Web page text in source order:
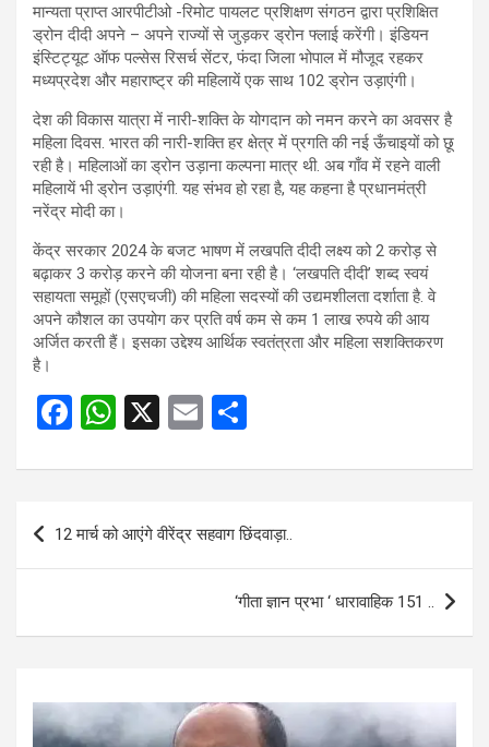
मान्यता प्राप्त आरपीटीओ -रिमोट पायलट प्रशिक्षण संगठन द्वारा प्रशिक्षित
ड्रोन दीदी अपने – अपने राज्यों से जुड़कर ड्रोन फ्लाई करेंगी। इंडियन
इंस्टिट्यूट ऑफ पल्सेस रिसर्च सेंटर, फंदा जिला भोपाल में मौजूद रहकर
मध्यप्रदेश और महाराष्ट्र की महिलायें एक साथ 102 ड्रोन उड़ाएंगी।
देश की विकास यात्रा में नारी-शक्ति के योगदान को नमन करने का अवसर है
महिला दिवस. भारत की नारी-शक्ति हर क्षेत्र में प्रगति की नई ऊँचाइयों को छू
रही है। महिलाओं का ड्रोन उड़ाना कल्पना मात्र थी. अब गाँव में रहने वाली
महिलायें भी ड्रोन उड़ाएंगी. यह संभव हो रहा है, यह कहना है प्रधानमंत्री
नरेंद्र मोदी का।
केंद्र सरकार 2024 के बजट भाषण में लखपति दीदी लक्ष्य को 2 करोड़ से
बढ़ाकर 3 करोड़ करने की योजना बना रही है। ‘लखपति दीदी’ शब्द स्वयं
सहायता समूहों (एसएचजी) की महिला सदस्यों की उद्यमशीलता दर्शाता है. वे
अपने कौशल का उपयोग कर प्रति वर्ष कम से कम 1 लाख रुपये की आय
अर्जित करती हैं। इसका उद्देश्य आर्थिक स्वतंत्रता और महिला सशक्तिकरण
है।
F
ce
o
W
at
s
A
X
E
ail ar
e
Post
navigation
12 मार्च को आएंगे वीरेंद्र सहवाग छिंदवाड़ा..
‘गीता ज्ञान प्रभा ‘ धारावाहिक 151 ..